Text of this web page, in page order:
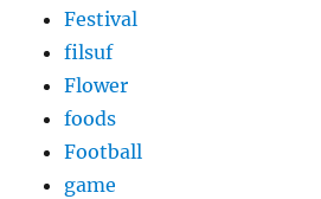
Festival
filsuf
Flower
foods
Football
game